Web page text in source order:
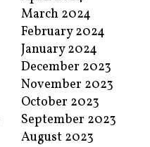
March 2024
February 2024
January 2024
December 2023
November 2023
October 2023
September 2023
August 2023